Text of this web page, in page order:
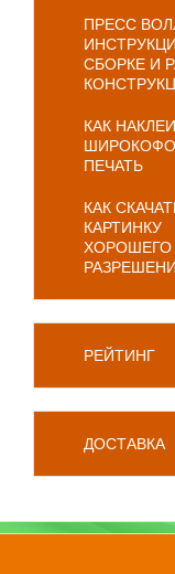
ПРЕСС
СБОРКЕ И
КАК
ПЕЧАТЬ
КАК
КАРТИНКУ
ХОРОШЕГО
РЕЙТИНГ
ДОСТАВКА